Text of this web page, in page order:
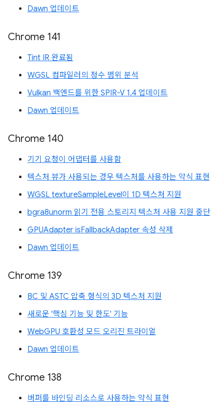
Dawn 업데이트
Chrome 141
Tint IR 완료됨
WGSL 컴파일러의 정수 범위 분석
Vulkan 백엔드를 위한 SPIR-V 1.4 업데이트
Dawn 업데이트
Chrome 140
기기 요청이 어댑터를 사용함
텍스처 뷰가 사용되는 경우 텍스처를 사용하는 약식 표현
WGSL textureSampleLevel이 1D 텍스처 지원
bgra8unorm 읽기 전용 스토리지 텍스처 사용 지원 중단
GPUAdapter isFallbackAdapter 속성 삭제
Dawn 업데이트
Chrome 139
BC 및 ASTC 압축 형식의 3D 텍스처 지원
새로운 '핵심 기능 및 한도' 기능
WebGPU 호환성 모드 오리진 트라이얼
Dawn 업데이트
Chrome 138
버퍼를 바인딩 리소스로 사용하는 약식 표현